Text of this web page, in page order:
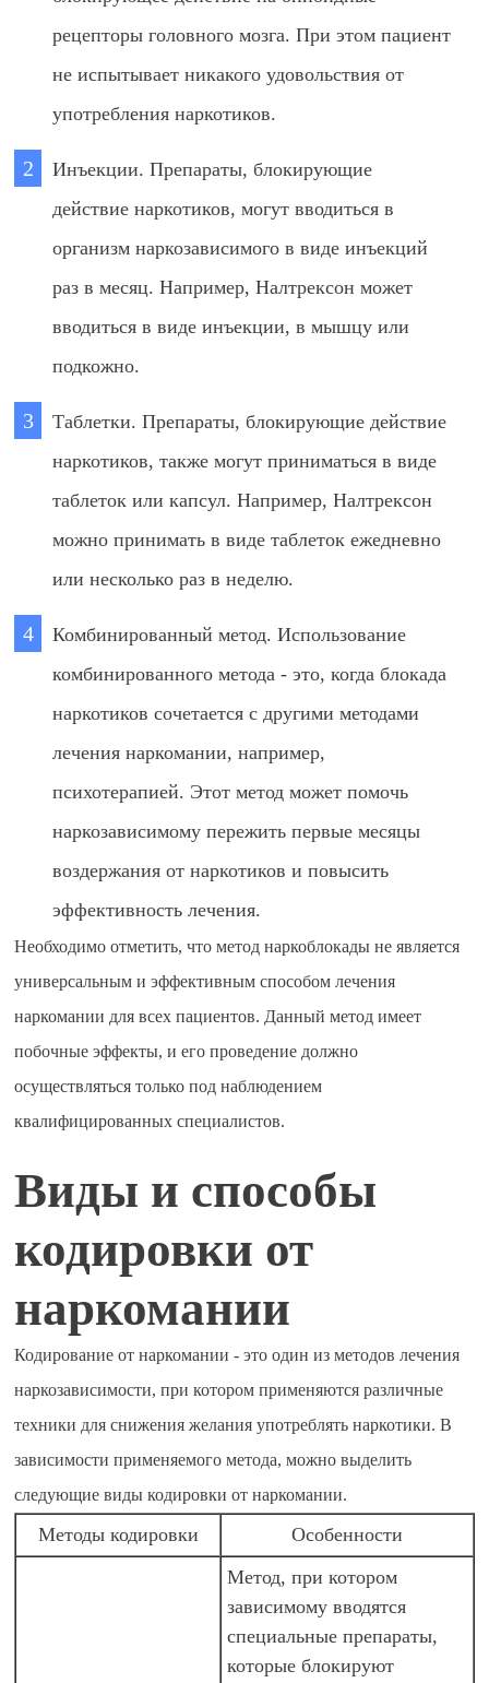
рецепторы головного мозга. При этом пациент
не испытывает никакого удовольствия от
употребления наркотиков.
Инъекции. Препараты, блокирующие
действие наркотиков, могут вводиться в
организм наркозависимого в виде инъекций
раз в месяц. Например, Налтрексон может
вводиться в виде инъекции, в мышцу или
подкожно.
Таблетки. Препараты, блокирующие действие
наркотиков, также могут приниматься в виде
таблеток или капсул. Например, Налтрексон
можно принимать в виде таблеток ежедневно
или несколько раз в неделю.
Комбинированный метод. Использование
комбинированного метода - это, когда блокада
наркотиков сочетается с другими методами
лечения наркомании, например,
психотерапией. Этот метод может помочь
наркозависимому пережить первые месяцы
воздержания от наркотиков и повысить
эффективность лечения.
Необходимо отметить, что метод наркоблокады не является
универсальным и эффективным способом лечения
наркомании для всех пациентов. Данный метод имеет
побочные эффекты, и его проведение должно
осуществляться только под наблюдением
квалифицированных специалистов.
Виды и способы
кодировки от
наркомании
Кодирование от наркомании - это один из методов лечения
наркозависимости, при котором применяются различные
техники для снижения желания употреблять наркотики. В
зависимости применяемого метода, можно выделить
следующие виды кодировки от наркомании.
Методы кодировки Особенности
Метод, при котором
зависимому вводятся
специальные препараты,
которые блокируют